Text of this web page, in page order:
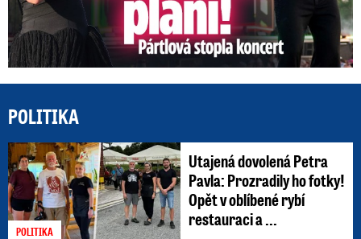
POLITIKA
POLITIKA
Utajená dovolená Petra
Pavla: Prozradily ho fotky!
Opět v oblíbené rybí
restauraci a ...